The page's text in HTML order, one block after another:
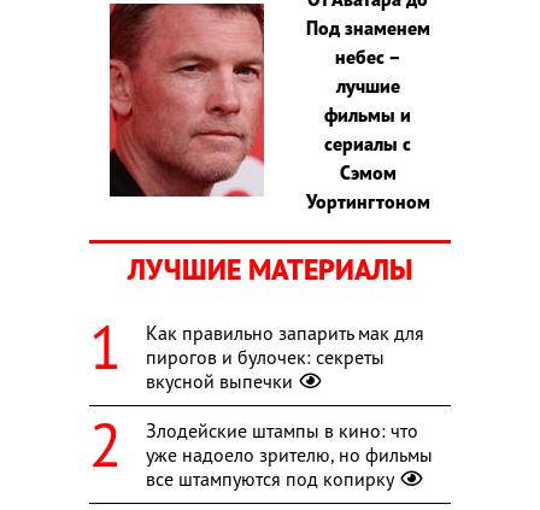
Под знаменем
небес –
лучшие
фильмы и
сериалы с
Сэмом
Уортингтоном
ЛУЧШИЕ МАТЕРИАЛЫ
Как правильно запарить мак для
пирогов и булочек: секреты
вкусной выпечки
Злодейские штампы в кино: что
уже надоело зрителю, но фильмы
все штампуются под копирку